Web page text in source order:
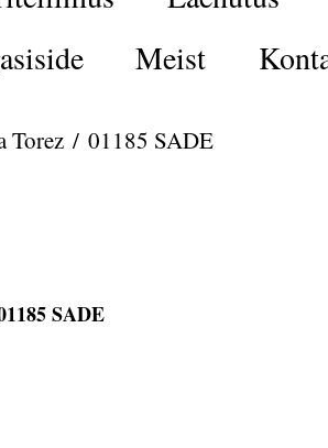
Meist
Torez / 01185 SADE
SADE